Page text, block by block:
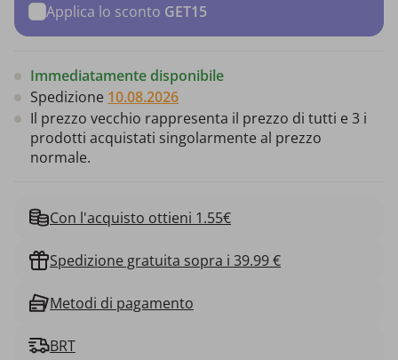
Applica lo sconto GET15
Immediatamente disponibile
Spedizione 10.08.2026
Il prezzo vecchio rappresenta il prezzo di tutti e 3 i
prodotti acquistati singolarmente al prezzo
normale.
Con l'acquisto ottieni 1.55€
Spedizione gratuita sopra i 39.99 €
Metodi di pagamento
BRT